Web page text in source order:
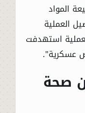
المواد
العملية
استهدفت
عسكرية".
صحة